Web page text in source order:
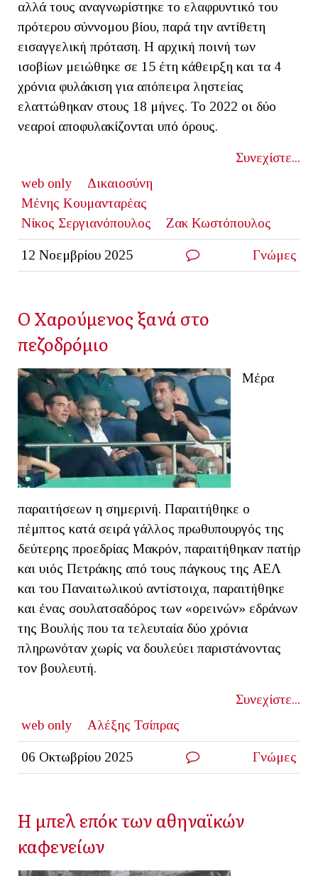
αλλά τους αναγνωρίστηκε το ελαφρυντικό του
πρότερου σύννομου βίου, παρά την αντίθετη
εισαγγελική πρόταση. Η αρχική ποινή των
ισοβίων μειώθηκε σε 15 έτη κάθειρξη και τα 4
χρόνια φυλάκιση για απόπειρα ληστείας
ελαττώθηκαν στους 18 μήνες. Το 2022 οι δύο
νεαροί αποφυλακίζονται υπό όρους.
Συνεχίστε...
web only
Δικαιοσύνη
Μένης Κουμανταρέας
Νίκος Σεργιανόπουλος
Ζακ Κωστόπουλος
12 Νοεμβρίου 2025 Γνώμες
Ο Χαρούμενος ξανά στο
πεζοδρόμιο
Μέρα
παραιτήσεων η σημερινή. Παραιτήθηκε ο
πέμπτος κατά σειρά γάλλος πρωθυπουργός της
δεύτερης προεδρίας Μακρόν, παραιτήθηκαν πατήρ
και υιός Πετράκης από τους πάγκους της ΑΕΛ
και του Παναιτωλικού αντίστοιχα, παραιτήθηκε
και ένας σουλατσαδόρος των «ορεινών» εδράνων
της Βουλής που τα τελευταία δύο χρόνια
πληρωνόταν χωρίς να δουλεύει παριστάνοντας
τον βουλευτή.
Συνεχίστε...
web only
Αλέξης Τσίπρας
06 Οκτωβρίου 2025 Γνώμες
Η μπελ επόκ των αθηναϊκών
καφενείων